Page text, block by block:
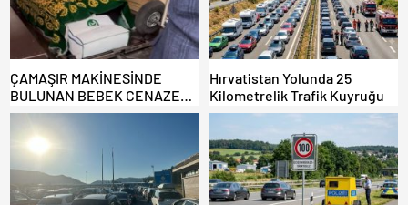
ÇAMAŞIR MAKİNESİNDE
BULUNAN BEBEK CENAZESİ
ŞOK ETTİ
Hırvatistan Yolunda 25
Kilometrelik Trafik Kuyruğu